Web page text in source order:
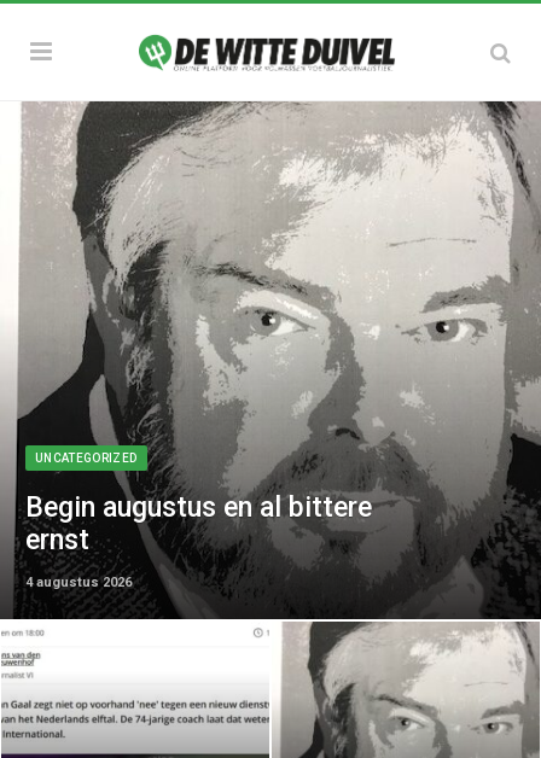
UNCATEGORIZED
Begin augustus en al bittere
ernst
4 augustus 2026